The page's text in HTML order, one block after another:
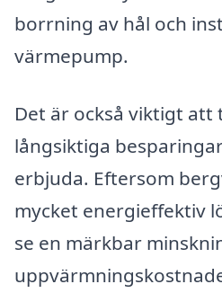
borrning av hål och
värmepump.
Det är också viktigt att
långsiktiga
erbjuda. Eftersom
mycket energieffektiv
se en märkbar